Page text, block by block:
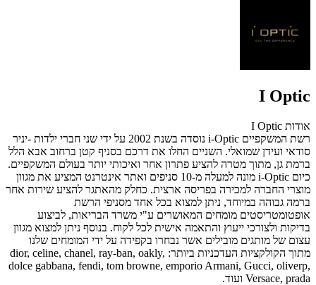
I Optic
אודות I Optic
רשת המשקפיים i-Optic נוסדה בשנת 2002 על ידי שני חברי ילדות -יניר
סודאי ועידן שמואלי. השניים החלו את דרכם בסניף קטן ברחוב אבא הלל
ברמת גן, מתוך מטרה להציע פתרון אחר ואיכותי יותר בעולם המשקפיים.
כיום i-Optic מונה למעלה מ-10 סניפים ואתר אינטרנט המציע את מגוון
מוצרי החברה למכירה בפריסה ארצית. כחלק מהאתגר להציע שירות אחר
ברמה גבוהה במיוחד, ניתן למצוא בכל אחד מסניפי הרשת
אופטומטריסטים מומחים המאושרים ע"י משרד הבריאות, לביצוע
בדיקות ולצורכי ייעוץ והתאמה אישית לכל לקוח. בנוסף ניתן למצוא מגוון
עצום של מותגים מובילים אשר נבחרו בקפידה על ידי המומחים שלנו
מתוך הקולקציות העדכניות ביותר: dior, celine, chanel, ray-ban, oakly,
dolce gabbana, fendi, tom browne, emporio Armani, Gucci, oliverp,
Versace, prada ועוד.